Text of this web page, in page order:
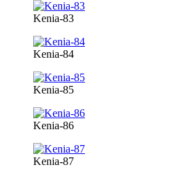
Kenia-83
Kenia-84
Kenia-85
Kenia-86
Kenia-87